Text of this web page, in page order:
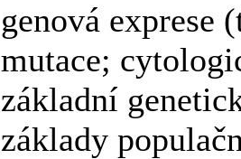
genová exprese
mutace;
základní
základy